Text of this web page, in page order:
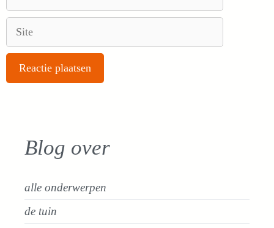
Blog over
alle onderwerpen
de tuin